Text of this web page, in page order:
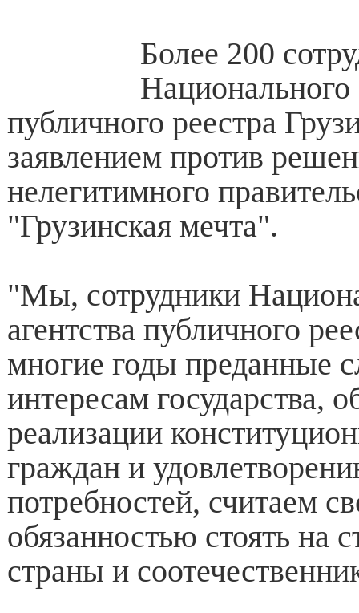
Более 200
Национального
публичного реестра
заявлением против
нелегитимного
"Грузинская мечта".
"Мы, сотрудники
агентства публичного
многие годы преданные
интересам государства,
реализации
граждан и
потребностей, считаем
обязанностью стоять на
страны и